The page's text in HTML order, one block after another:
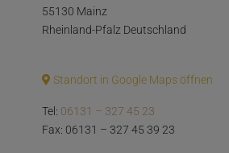
55130 Mainz
Rheinland-Pfalz Deutschland
Standort in Google Maps öffnen
Tel: 06131 – 327 45 23
Fax: 06131 – 327 45 39 23